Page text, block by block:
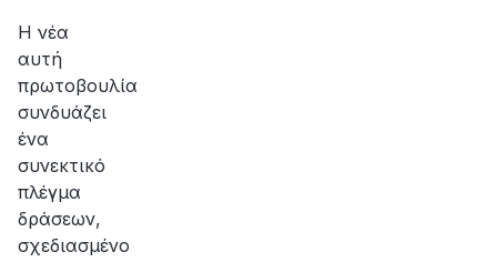
Η νέα
αυτή
πρωτοβουλία
συνδυάζει
ένα
συνεκτικό
πλέγμα
δράσεων,
σχεδιασμένο